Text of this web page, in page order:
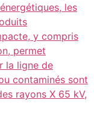
les
y compris
permet
la ligne de
contaminés sont
rayons X 65 kV,